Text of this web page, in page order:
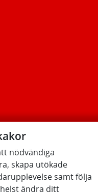
nödvändiga
skapa utökade
samt följa
ändra ditt